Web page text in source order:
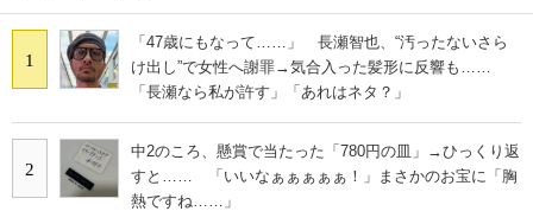
1
「47歳にもなって……」 長瀬智也、“汚ったないさら
け出し”で女性へ謝罪→気合入った髪形に反響も……
「長瀬なら私が許す」「あれはネタ？」
2
中2のころ、懸賞で当たった「780円の皿」→ひっくり返
すと…… 「いいなぁぁぁぁぁ！」まさかのお宝に「胸
熱ですね……」